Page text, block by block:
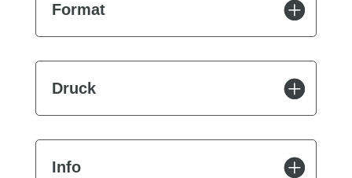
Format
Druck
Info